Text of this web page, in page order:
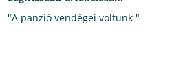
"A panzió vendégei voltunk "